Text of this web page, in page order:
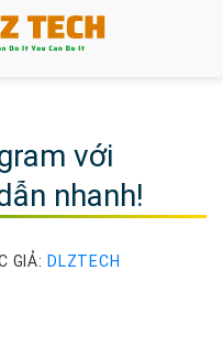
với
nhanh!
GIẢ: DLZTECH